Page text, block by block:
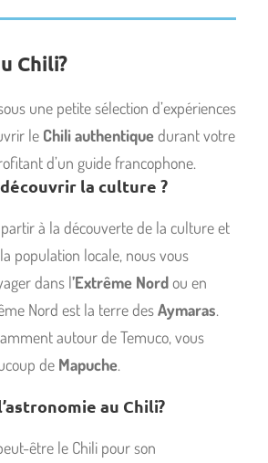
Chili?
une petite sélection d’expériences
le Chili authentiquedurant votre
d’un guide francophone.
la culture ?
à la découverte de la culture et
population locale, nous vous
dans l’Extrême Nordou en
Nord est la terre desAymaras.
autour de Temuco, vous
de Mapuche.
au Chili?
être le Chili pour son